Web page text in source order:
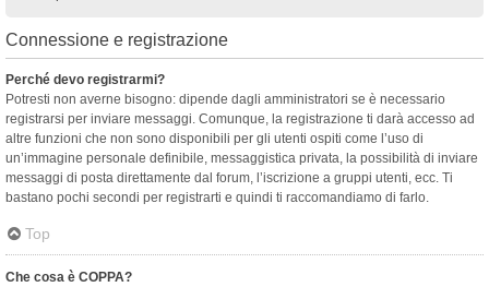
Connessione e registrazione
Perché devo registrarmi?
Potresti non averne bisogno: dipende dagli amministratori se è necessario
registrarsi per inviare messaggi. Comunque, la registrazione ti darà accesso ad
altre funzioni che non sono disponibili per gli utenti ospiti come l’uso di
un’immagine personale definibile, messaggistica privata, la possibilità di inviare
messaggi di posta direttamente dal forum, l’iscrizione a gruppi utenti, ecc. Ti
bastano pochi secondi per registrarti e quindi ti raccomandiamo di farlo.
Top
Che cosa è COPPA?